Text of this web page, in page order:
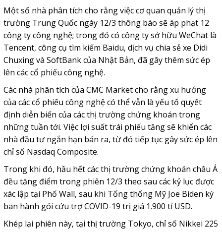
Một số nhà phân tích cho rằng việc cơ quan quản lý thị
trường Trung Quốc ngày 12/3 thông báo sẽ áp phạt 12
công ty công nghệ; trong đó có công ty sở hữu WeChat là
Tencent, công cụ tìm kiếm Baidu, dịch vụ chia sẻ xe Didi
Chuxing và SoftBank của Nhật Bản, đã gây thêm sức ép
lên các cổ phiếu công nghệ.
Các nhà phân tích của CMC Market cho rằng xu hướng
của các cổ phiếu công nghệ có thể vẫn là yếu tố quyết
định diễn biến của các thị trường chứng khoán trong
những tuần tới. Việc lợi suất trái phiếu tăng sẽ khiến các
nhà đầu tư ngắn hạn bán ra, từ đó tiếp tục gây sức ép lên
chỉ số Nasdaq Composite.
Trong khi đó, hầu hết các thị trường chứng khoán châu Á
đều tăng điểm trong phiên 12/3 theo sau các kỷ lục được
xác lập tại Phố Wall, sau khi Tổng thống Mỹ Joe Biden ký
ban hành gói cứu trợ COVID-19 trị giá 1.900 tỉ USD.
Khép lại phiên này, tại thị trường Tokyo, chỉ số Nikkei 225